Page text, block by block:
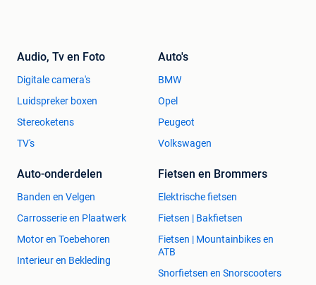
Audio, Tv en Foto
Digitale camera's
Luidspreker boxen
Stereoketens
TV's
Auto's
BMW
Opel
Peugeot
Volkswagen
Auto-onderdelen
Banden en Velgen
Carrosserie en Plaatwerk
Motor en Toebehoren
Interieur en Bekleding
Fietsen en Brommers
Elektrische fietsen
Fietsen | Bakfietsen
Fietsen | Mountainbikes en
ATB
Snorfietsen en Snorscooters